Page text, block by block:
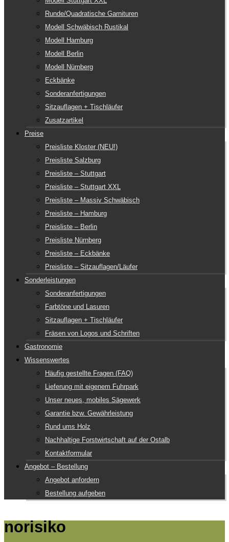
Runde/Quadratische Garnituren
Modell Schwäbisch Rustikal
Modell Hamburg
Modell Berlin
Modell Nürnberg
Eckbänke
Sonderanfertigungen
Sitzauflagen + Tischläufer
Zusatzartikel
Preise
Preisliste Kloster (NEU!)
Preisliste Salzburg
Preisliste – Stuttgart
Preisliste – Stuttgart XXL
Preisliste – Massiv Schwäbisch
Preisliste – Hamburg
Preisliste – Berlin
Preisliste Nürnberg
Preisliste – Eckbänke
Preisliste – Sitzauflagen/Läufer
Sonderleistungen
Sonderanfertigungen
Farbtöne und Lasuren
Sitzauflagen + Tischläufer
Fräsen von Logos und Schriften
Gastronomie
Wissenswertes
Häufig gestellte Fragen (FAQ)
Lieferung mit eigenem Fuhrpark
Unser neues, mobiles Sägewerk
Garantie bzw. Gewährleistung
Rund ums Holz
Nachhaltige Forstwirtschaft auf der Ostalb
Kontaktformular
Angebot – Bestellung
Angebot anfordern
Bestellung aufgeben
norisiko